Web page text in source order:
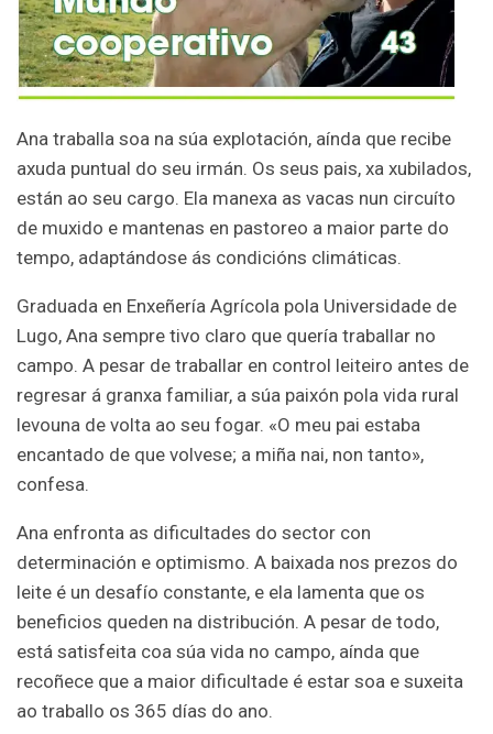
Ana traballa soa na súa explotación, aínda que recibe
axuda puntual do seu irmán. Os seus pais, xa xubilados,
están ao seu cargo. Ela manexa as vacas nun circuíto
de muxido e mantenas en pastoreo a maior parte do
tempo, adaptándose ás condicións climáticas.
Graduada en Enxeñería Agrícola pola Universidade de
Lugo, Ana sempre tivo claro que quería traballar no
campo. A pesar de traballar en control leiteiro antes de
regresar á granxa familiar, a súa paixón pola vida rural
levouna de volta ao seu fogar. «O meu pai estaba
encantado de que volvese; a miña nai, non tanto»,
confesa.
Ana enfronta as dificultades do sector con
determinación e optimismo. A baixada nos prezos do
leite é un desafío constante, e ela lamenta que os
beneficios queden na distribución. A pesar de todo,
está satisfeita coa súa vida no campo, aínda que
recoñece que a maior dificultade é estar soa e suxeita
ao traballo os 365 días do ano.